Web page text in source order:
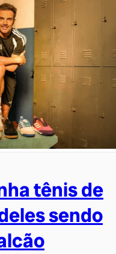
tênis de
sendo